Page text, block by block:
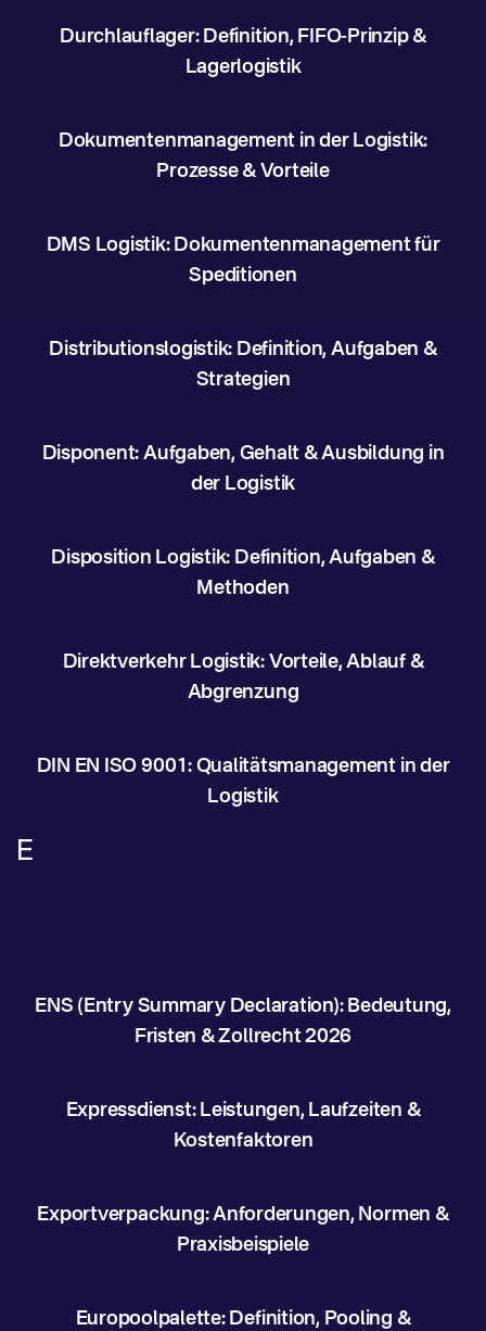
Durchlauflager: Definition, FIFO-Prinzip &
Lagerlogistik
Dokumentenmanagement in der Logistik:
Prozesse & Vorteile
DMS Logistik: Dokumentenmanagement für
Speditionen
Distributionslogistik: Definition, Aufgaben &
Strategien
Disponent: Aufgaben, Gehalt & Ausbildung in
der Logistik
Disposition Logistik: Definition, Aufgaben &
Methoden
Direktverkehr Logistik: Vorteile, Ablauf &
Abgrenzung
DIN EN ISO 9001: Qualitätsmanagement in der
Logistik
E
ENS (Entry Summary Declaration): Bedeutung,
Fristen & Zollrecht 2026
Expressdienst: Leistungen, Laufzeiten &
Kostenfaktoren
Exportverpackung: Anforderungen, Normen &
Praxisbeispiele
Europoolpalette: Definition, Pooling &